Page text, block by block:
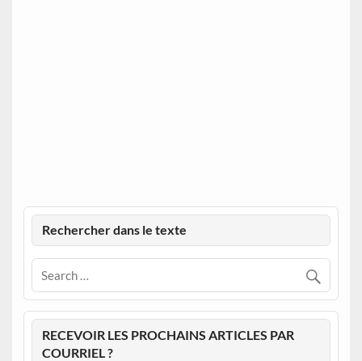
Rechercher dans le texte
RECEVOIR LES PROCHAINS ARTICLES PAR
COURRIEL ?